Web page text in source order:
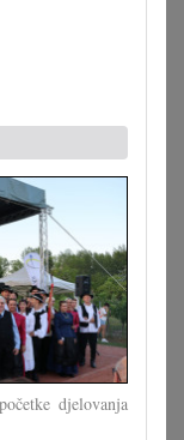
djelovanja